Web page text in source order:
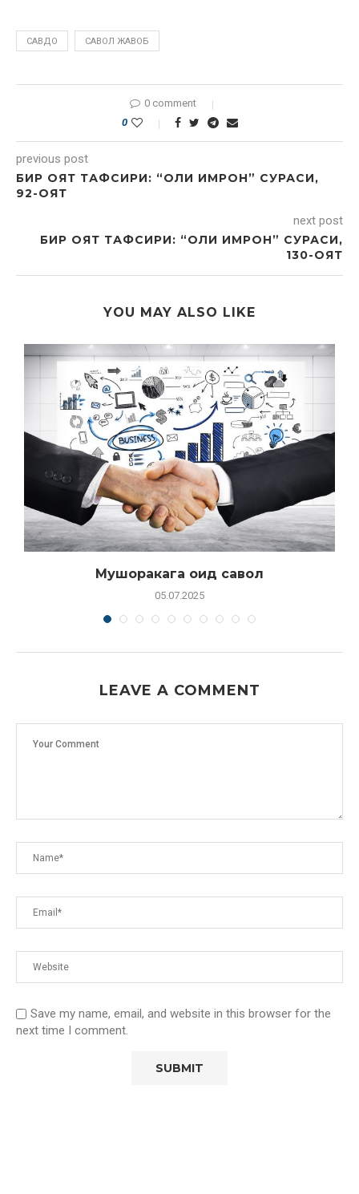
САВДО САВОЛ ЖАВОБ
0 comment
0
previous post
БИР ОЯТ ТАФСИРИ: “ОЛИ ИМРОН” СУРАСИ,
92-ОЯТ
next post
БИР ОЯТ ТАФСИРИ: “ОЛИ ИМРОН” СУРАСИ,
130-ОЯТ
YOU MAY ALSO LIKE
Мушоракага оид савол
05.07.2025
LEAVE A COMMENT
Save my name, email, and website in this browser for the
next time I comment.